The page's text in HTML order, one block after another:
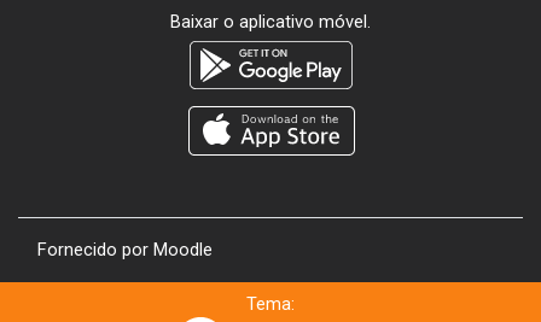
Baixar o aplicativo móvel.
Fornecido por Moodle
Tema: